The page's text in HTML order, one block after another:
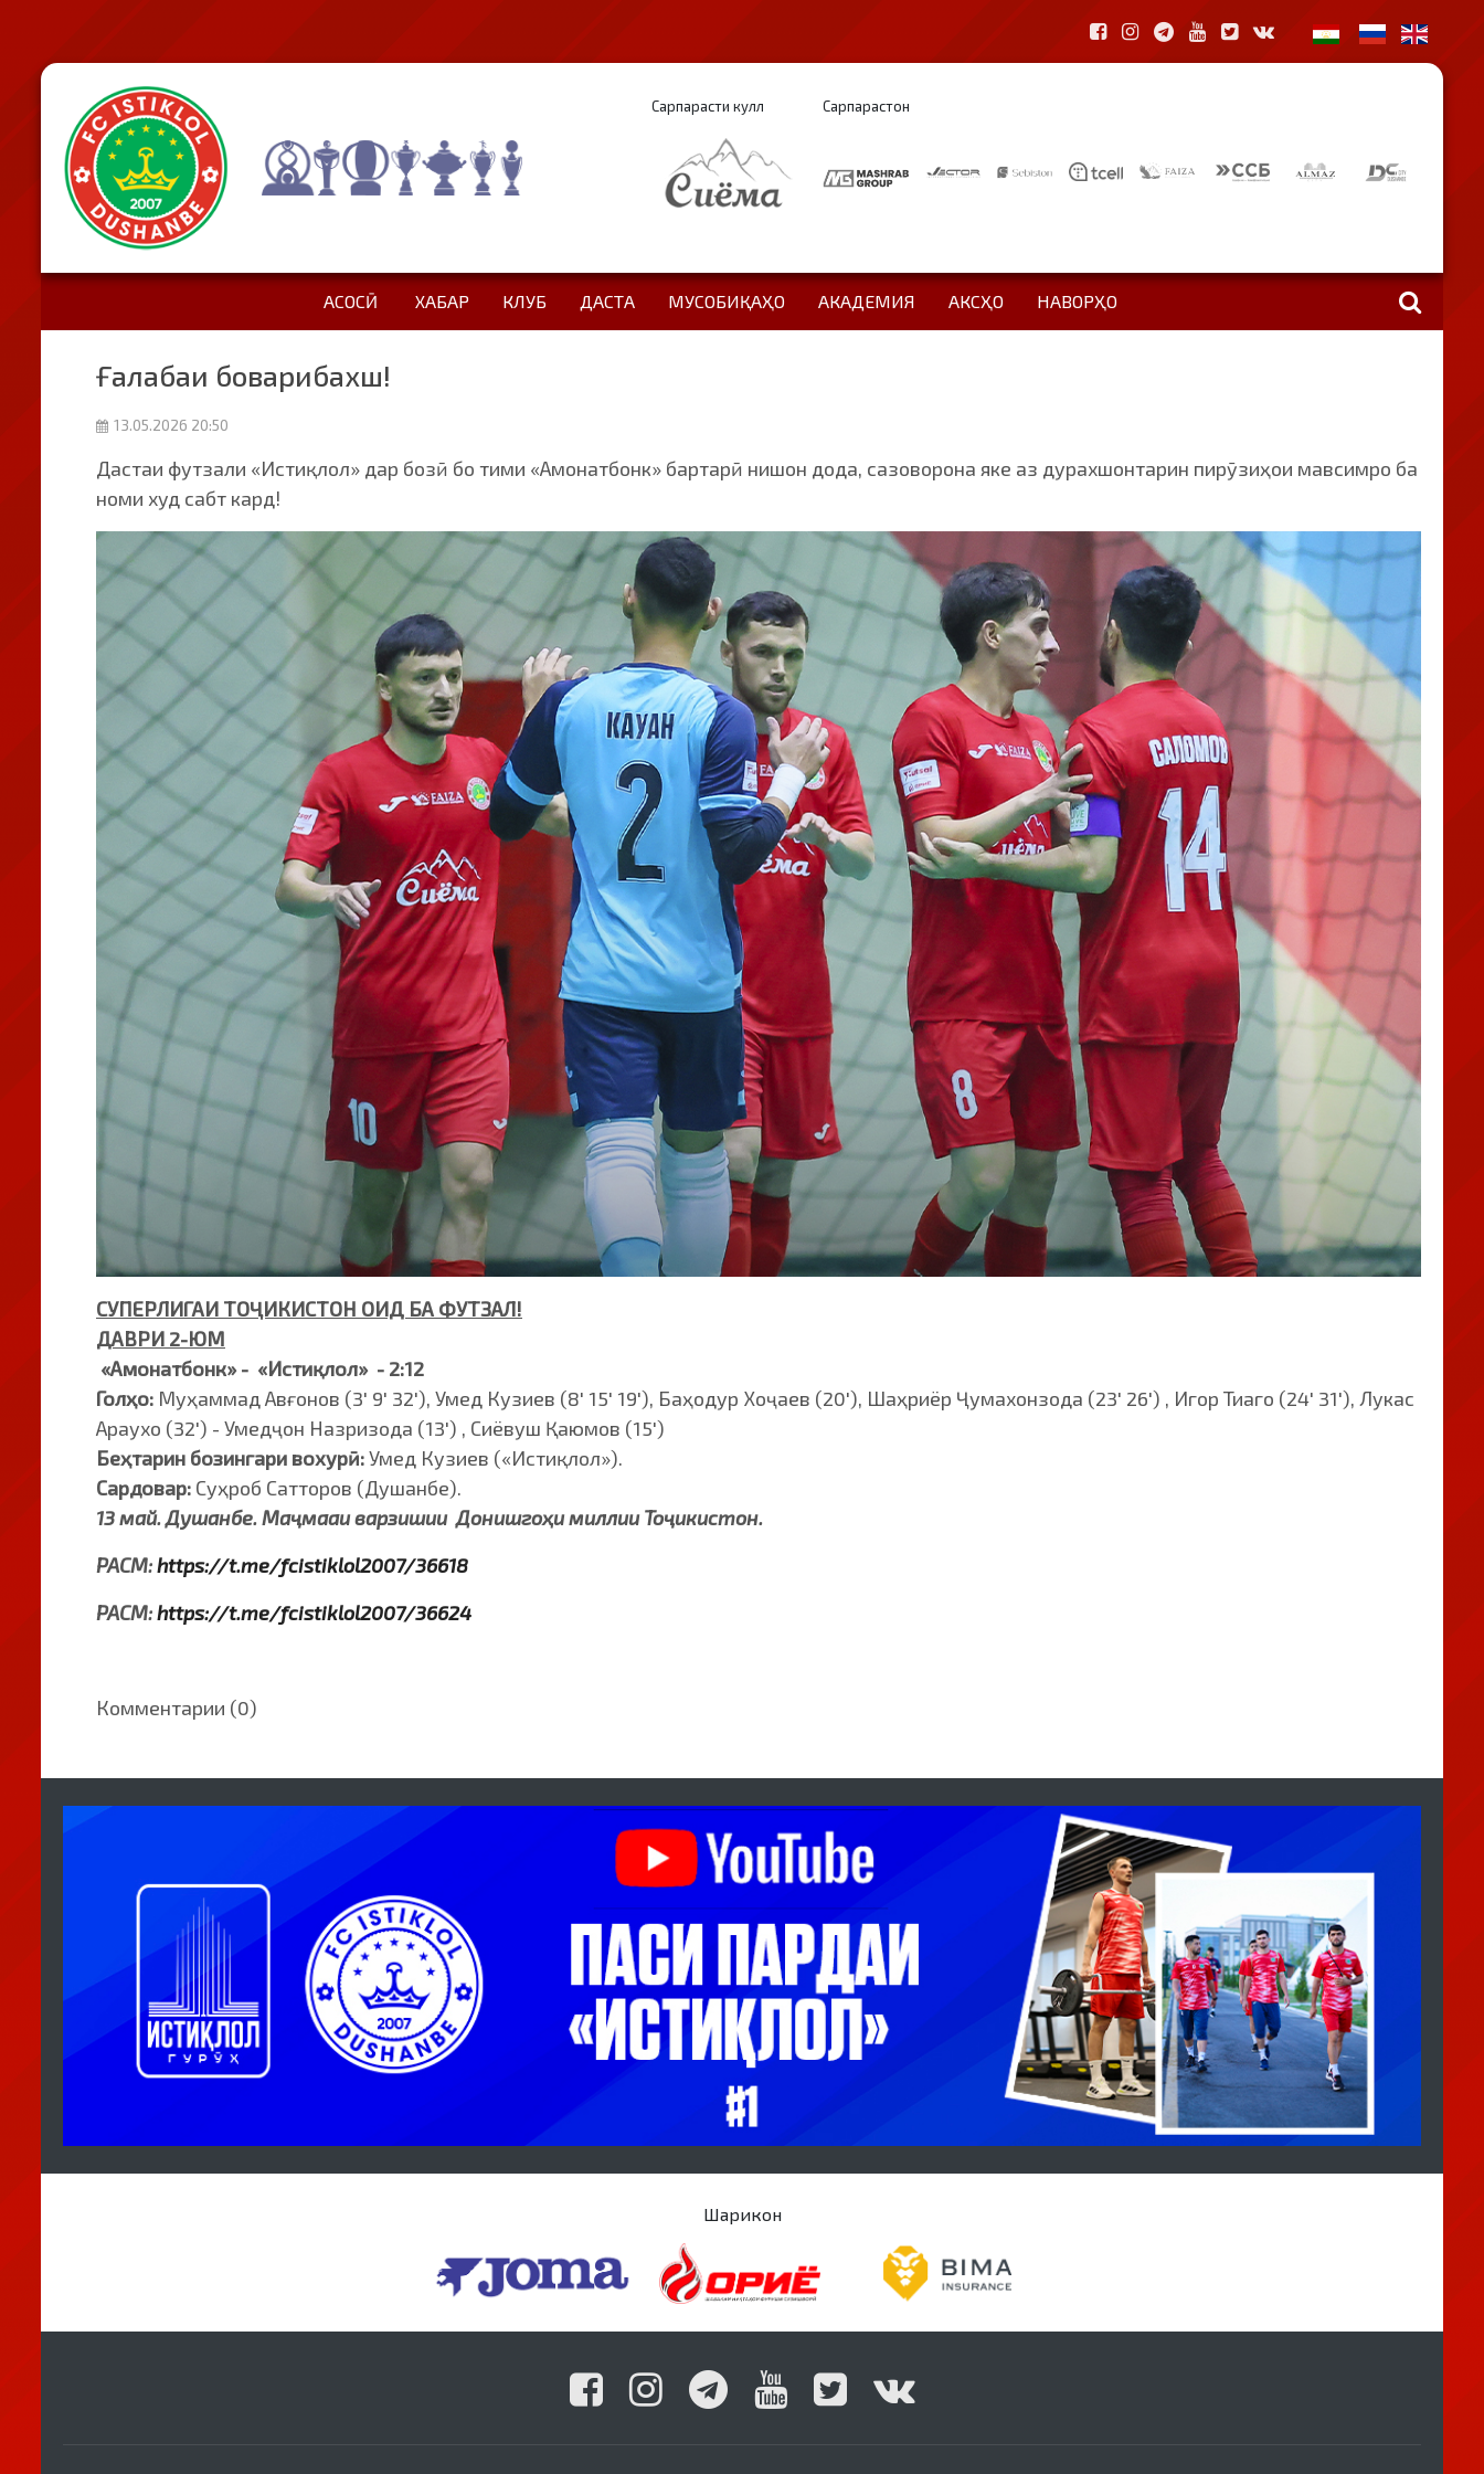
Сарпарасти кулл Сарпарастон
АСОСӢ ХАБАР КЛУБ ДАСТА МУСОБИҚАҲО АКАДЕМИЯ АКСҲО НАВОРҲО
Ғалабаи боварибахш!
13.05.2026 20:50
Дастаи футзали «Истиқлол» дар бозӣ бо тими «Амонатбонк» бартарӣ нишон дода, сазоворона яке аз дурахшонтарин пирӯзиҳои мавсимро ба
номи худ сабт кард!
СУПЕРЛИГАИ ТОҶИКИСТОН ОИД БА ФУТЗАЛ!
ДАВРИ 2-ЮМ
«Амонатбонк» - «Истиқлол» - 2:12
Голҳо: Муҳаммад Авғонов (3' 9' 32'), Умед Кузиев (8' 15' 19'), Баҳодур Хоҷаев (20'), Шаҳриёр Ҷумахонзода (23' 26') , Игор Тиаго (24' 31'), Лукас
Араухо (32') - Умедҷон Назризода (13') , Сиёвуш Қаюмов (15')
Беҳтарин бозингари вохурӣ:Умед Кузиев («Истиқлол»).
Сардовар: Суҳроб Сатторов (Душанбе).
13 май. Душанбе. Маҷмааи варзишии Донишгоҳи миллии Тоҷикистон.
РАСМ:https://t.me/fcistiklol2007/36618
РАСМ:https://t.me/fcistiklol2007/36624
Комментарии (0)
Шарикон